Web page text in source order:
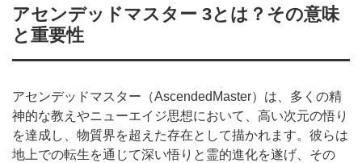
アセンデッドマスター 3とは？その意味
と重要性
アセンデッドマスター（AscendedMaster）は、多くの精
神的な教えやニューエイジ思想において、高い次元の悟り
を達成し、物質界を超えた存在として描かれます。彼らは
地上での転生を通じて深い悟りと霊的進化を遂げ、その